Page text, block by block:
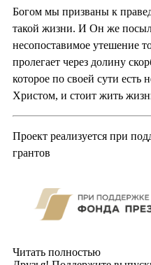
Богом мы призваны к
такой жизни. И Он же
несопоставимое утешение
пролегает через долину
которое по своей сути есть
Христом, и стоит жить
Проект реализуется при
грантов
Читать полностью